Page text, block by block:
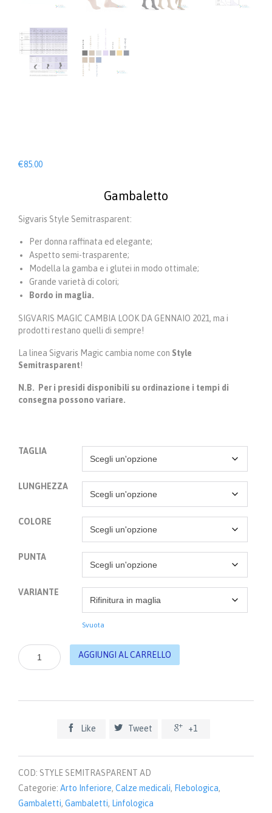
€85.00
Gambaletto
Sigvaris Style Semitrasparent:
Per donna raffinata ed elegante;
Aspetto semi-trasparente;
Modella la gamba e i glutei in modo ottimale;
Grande varietà di colori;
Bordo in maglia.
SIGVARIS MAGIC CAMBIA LOOK DA GENNAIO 2021, ma i
prodotti restano quelli di sempre!
La linea Sigvaris Magic cambia nome con Style
Semitrasparent!
N.B. Per i presidi disponibili su ordinazione i tempi di
consegna possono variare.
TAGLIA
LUNGHEZZA
COLORE
PUNTA
VARIANTE
Svuota
Sigvaris
Style
II°
AGGIUNGI AL CARRELLO
 Like  Tweet  +1
COD: STYLE SEMITRASPARENT AD
Categorie: Arto Inferiore, Calze medicali, Flebologica,
Gambaletti, Gambaletti, Linfologica